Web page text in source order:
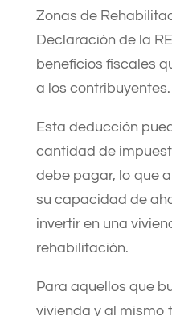
Zonas de
Declaración de la
beneficios fiscales
a los contribuyentes.
Esta deducción
cantidad de
debe pagar, lo que
su capacidad de
invertir en una
rehabilitación.
Para aquellos que
vivienda y al mismo